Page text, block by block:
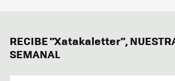
RECIBE "Xatakaletter",
SEMANAL